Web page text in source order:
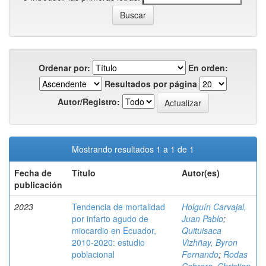
Ordenar por:
En orden:
Resultados por página
Autor/Registro:
Mostrando resultados 1 a 1 de 1
Fecha de
publicación
Título Autor(es)
2023
Tendencia de mortalidad
por infarto agudo de
miocardio en Ecuador,
2010-2020: estudio
poblacional
Holguín Carvajal,
Juan Pablo;
Quituisaca
Vizhñay, Byron
Fernando; Rodas